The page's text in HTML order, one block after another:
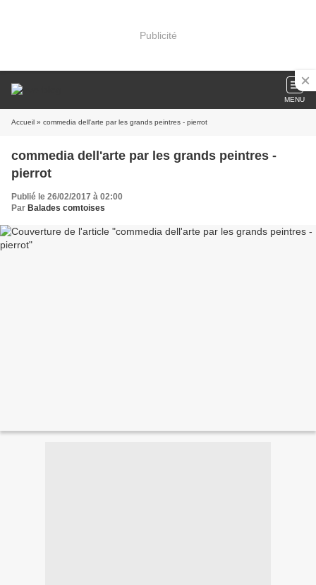
Publicité
MENU
Accueil » commedia dell'arte par les grands peintres - pierrot
commedia dell'arte par les grands peintres -
pierrot
Publié le 26/02/2017 à 02:00
Par Balades comtoises